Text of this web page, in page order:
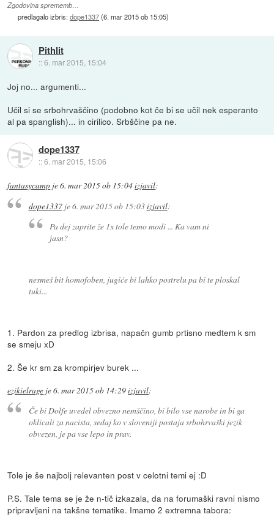
Zgodovina sprememb…
predlagalo izbris:dope1337(6. mar 2015 ob 15:05)
Pithlit
::6. mar 2015, 15:04
Joj no... argumenti...
Učil si se srbohrvaščino (podobno kot če bi se učil nek esperanto
al pa spanglish)... in cirilico. Srbščine pa ne.
dope1337
::6. mar 2015, 15:06
fantasycamp je6. mar 2015 ob 15:04izjavil:
dope1337je6. mar 2015 ob 15:03izjavil:
Pa dej zaprite že 1x tole temo modi ... Ka vam ni
jasn?
nesmeš bit homofoben, jugiće bi lahko postrelu pa bi te ploskal
tuki...
1. Pardon za predlog izbrisa, napačn gumb prtisno medtem k sm
se smeju xD
2. Še kr sm za krompirjev burek ...
ezikielrage je6. mar 2015 ob 14:29izjavil:
Če bi Dolfe uvedel obvezno nemščino, bi bilo vse narobe in bi ga
oklicali za nacista, sedaj ko v sloveniji postaja srbohrvaški jezik
obvezen, je pa vse lepo in prav.
Tole je še najbolj relevanten post v celotni temi ej :D
P.S. Tale tema se je že n-tič izkazala, da na forumaški ravni nismo
pripravljeni na takšne tematike. Imamo 2 extremna tabora: